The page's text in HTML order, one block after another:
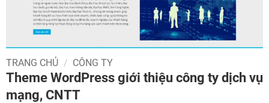
TRANG CHỦ / CÔNG TY
Theme WordPress giới thiệu công ty dịch vụ
mạng, CNTT